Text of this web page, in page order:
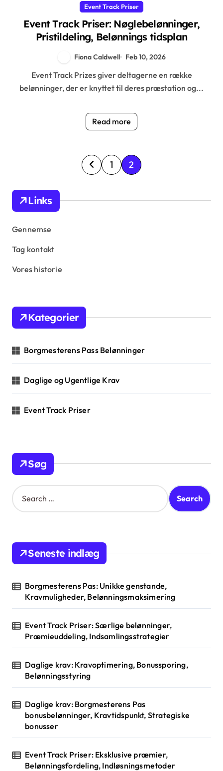
Event Track Priser
Event Track Priser: Nøglebelønninger,
Pristildeling, Belønnings tidsplan
Fiona Caldwell Feb 10, 2026
Event Track Prizes giver deltagerne en række
belønninger, der er knyttet til deres præstation og...
Read more
P
o
n
a
t
i
o
n
1 2
Links
Gennemse
Tag kontakt
Vores historie
Kategorier
Borgmesterens Pass Belønninger
Daglige og Ugentlige Krav
Event Track Priser
Søg
S
e
h
o
:
Seneste indlæg
Borgmesterens Pas: Unikke genstande,
Kravmuligheder, Belønningsmaksimering
Event Track Priser: Særlige belønninger,
Præmieuddeling, Indsamlingsstrategier
Daglige krav: Kravoptimering, Bonussporing,
Belønningsstyring
Daglige krav: Borgmesterens Pas
bonusbelønninger, Kravtidspunkt, Strategiske
bonusser
Event Track Priser: Eksklusive præmier,
Belønningsfordeling, Indløsningsmetoder